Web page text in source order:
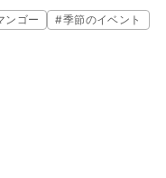
ンゴー #季節のイベント